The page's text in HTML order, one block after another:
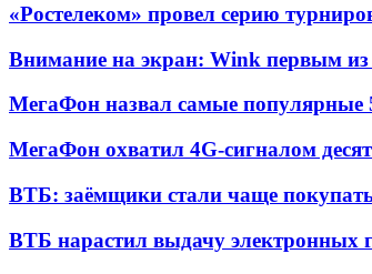
«Ростелеком» провел серию
Внимание на экран: Wink первым из
МегаФон назвал самые популярные
МегаФон охватил 4G-сигналом
ВТБ: заёмщики стали чаще
ВТБ нарастил выдачу электронных